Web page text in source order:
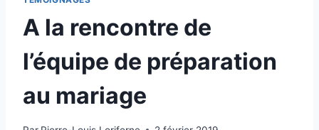
A la rencontre de
l’équipe de préparation
au mariage